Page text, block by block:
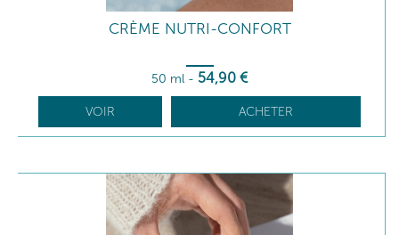
CRÈME NUTRI-CONFORT
50 ml - 54,90 €
VOIR ACHETER